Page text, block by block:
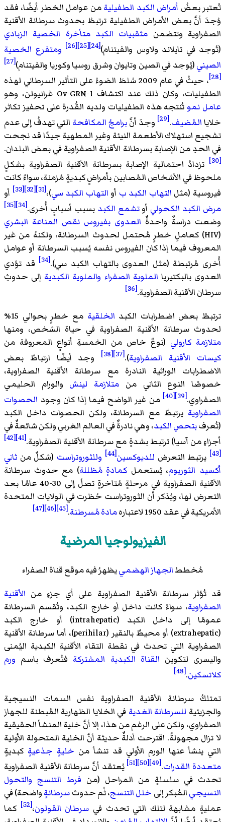
تُعتبر بعضُ أمراض الكبد الطفيليةمن عوامل الخطر أيضًا، فقد
وُجدَ أنَّ بعض الأمراض الطفيلية ترتبطُ بحدوث سرطانة الأقنية
الصفراوية وتتضمن مثقبيات الكبد متأخرة الخصية الزبادي
(تُوجد في تايلاند ولاوس والفيتنام)[24]
[25]
[26]
ومتفرع الخصية
الصيني(يُوجد في الصين وتايوان وشرق روسيا وكوريا والفيتنام)[27]
[28]
، حيثُ في عام 2009 سُلطَ الضوءُ على التأثير السرطاني لهذه
الطفيليات، وكان ذلك عند اكتشاف Ov-GRN-1 غرانيولن، وهو
عامل نمو تُنتجه هذه الطفيليات ولديه القُدرة على تحفيز تكاثر
خلاياالمُضيف.
[29] وجدَ أنَّبرامجُ المكافحة التي تهدفُ إلى عدم
تشجيع استهلاك الأطعمة النيئة وغير المطهية جيدًا قد نجحت
في الحدِ من الإصابة بسرطانة الأقنية الصفراوية في بعض البلدان.
[30]
تزدادُ احتمالية الإصابة بسرطانة الأقنية الصفراوية بشكلٍ
ملحوظ في الأشخاص المُصابين بأمراضٍ كبديةٍ مُزمنة، سواءً كانت
فيروسية (مثل التهاب الكبد ب أو التهاب الكبد سي)،[31]
[32]
[33]
أو
مرض الكبد الكحولي أوتشمع الكبد بسبب أسبابٍ أُخرى.[34]
[35]
وضعت دراسةٌ واحدةٌ العدوى بفيروس نقص المناعة البشري
(HIV) كعاملِ خطرٍ مُحتمل لحدوث السرطانة، ولكنهُ من غير
المعروف فيما إذا كان الفيروس نفسه يُسبب السرطانة أو عوامل
أُخرى مُرتبطة (مثل العدوى بالتهاب الكبد سي).[34]
قد تؤدي
العدوى بالبكتيريا الملوية الصفراء والملوية الكبدية إلى حدوثِ
سرطان الأقنية الصفراوية.[36]
ترتبطُ بعض اضطرابات الكبد الخلقية
مع خطرٍ بحوالي 15%
لحدوث سرطانة الأقنية الصفراوية في حياة الشخص، ومنها
متلازمة كارولي (نوعٌ خاص من الخمسةِ أنواعٍ المعروفة من
كيسات الأقنية الصفراوية).
[37]
[38]
وجد أيضًا ارتباطٌ بعض
الاضطرابات الوراثية النادرة مع سرطانة الأقنية الصفراوية،
خصوصًا النوع الثاني من متلازمة لينش والورام الحليمي
الصفراوي.[39]
[40] من غير الواضح فيما إذا كان وجود الحصوات
الصفراوية يرتبطٌ مع السرطانة، ولكن الحصوات داخل الكبد
(تُعرفبتحصِ الكبد، وهي نادرةٌ في العالم الغربي ولكن شائعةٌ في
أجزاءٍ من آسيا) ترتبط بشدةٍ مع سرطانة الأقنية الصفراوية.[41]
[42]
[43]
يرتبط التعرض للديوكسين[44] وللثوروتراست (شكلٌ من ثاني
أكسيد الثوريوم، يُستعمل كمادةٍ مُظللة) مع حدوث سرطانة
الأقنية الصفراوية في مرحلةٍ مُتاخرةٍ تصلُ إلى 30-40 عامًا بعد
التعرض لها، ويُذكر أن الثوروتراست حُظرت في الولايات المتحدة
الأمريكية في عقد 1950 لاعتباره
مادة مُسرطنة.
[45]
[46]
[47]
الفيزيولوجيا المرضية
مُخططالجهاز الهضمييظهرُ فيه موقع قناة الصفراء
قد تُؤثر سرطانة الأقنية الصفراوية على أي جزءٍ من الأقنية
الصفراوية، سواءً كانت داخل أو خارج الكبد، وتُقسم السرطانة
عمومًا إلى داخل الكبد (intrahepatic) أو خارج الكبد
(extrahepatic) أو محيطٌ بالنقير (perihilar)، أما سرطانة الأقنية
الصفراوية التي تحدث في نقطة التقاء الأقنية الكبدية اليُمنى
واليسرى لتكوين القناة الكبدية المشتركة فتُعرف باسم ورم
كلاتسكين.
[48]
تمتلكُ سرطانة الأقنية الصفراوية نفس السمات النسيجية
والجزيئية للسرطانة الغدية في الخلايا الظهارية المُبطنة للجهاز
الصفراوي، ولكن على الرغم من هذا، إلا أنَّ خلية المنشأ الحقيقية
لا تزال مجهولةً. اقترحت أدلةٌ حديثة أنَّ الخلية المتحولة الأولية
التي ينشأ عنها الورم الأولي قد تنشأ من خليةٍ جذعيةٍ كبديةٍ
متعددة القدرات.
[49]
[50]
[51]
يُعتقد أنَّ سرطانة الأقنية الصفراوية
تحدث في سلسلةٍ من المراحل (من فرط التنسج والتحول
النسيجيالمُبكر إلى خلل التنسج، ثُم حدوثسرطانةٍواضحة) في
عمليةٍ مشابهة لتلك التي تحدث في سرطان القولون،[52]
كما